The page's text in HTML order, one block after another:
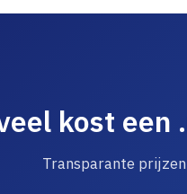
kost een
Transparante